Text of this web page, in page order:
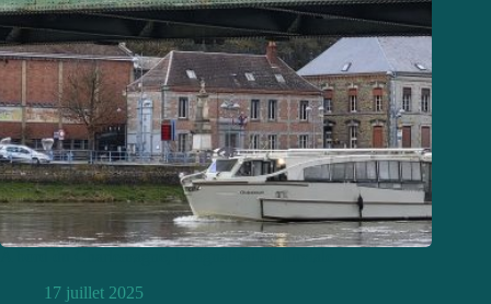
17 juillet 2025